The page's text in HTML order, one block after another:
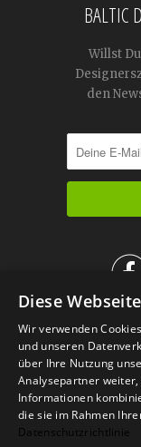
BALTIC
Willst
den
IM
Diese
Wir verwenden
und unseren
über Ihre Nutzung
Analysepartner
Informationen
die sie im Rahmen
Datenschutzrichtlinie